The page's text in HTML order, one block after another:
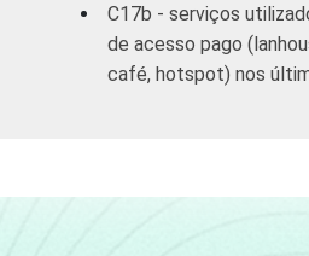
família e a posse de
domésticos,
de pontuação. A soma
Nesta categoria
C17b - serviços
de acesso pago
café, hotspot) nos